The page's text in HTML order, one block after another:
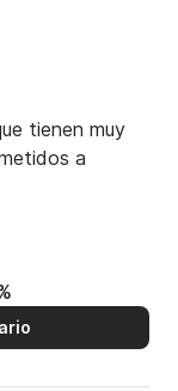
tienen muy
a